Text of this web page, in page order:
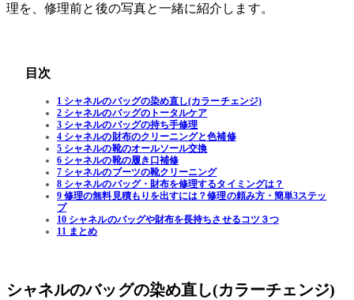
理を、修理前と後の写真と一緒に紹介します。
目次
1 シャネルのバッグの染め直し(カラーチェンジ)
2 シャネルのバッグのトータルケア
3 シャネルのバッグの持ち手修理
4 シャネルの財布のクリーニングと色補修
5 シャネルの靴のオールソール交換
6 シャネルの靴の履き口補修
7 シャネルのブーツの靴クリーニング
8 シャネルのバッグ・財布を修理するタイミングは？
9 修理の無料見積もりを出すには？修理の頼み方・簡単3ステッ
プ
10 シャネルのバッグや財布を長持ちさせるコツ３つ
11 まとめ
シャネルのバッグの染め直し(カラーチェンジ)